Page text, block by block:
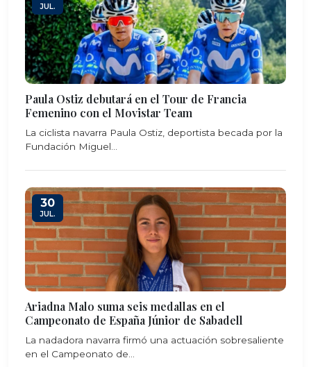
JUL.
Paula Ostiz debutará en el Tour de Francia
Femenino con el Movistar Team
La ciclista navarra Paula Ostiz, deportista becada por la
Fundación Miguel...
30
JUL.
Ariadna Malo suma seis medallas en el
Campeonato de España Júnior de Sabadell
La nadadora navarra firmó una actuación sobresaliente
en el Campeonato de...